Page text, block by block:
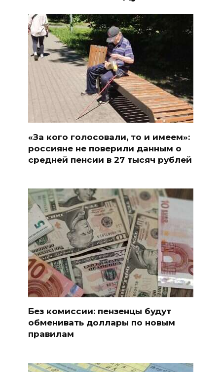
«За кого голосовали, то и имеем»:
россияне не поверили данным о
средней пенсии в 27 тысяч рублей
Без комиссии: пензенцы будут
обменивать доллары по новым
правилам